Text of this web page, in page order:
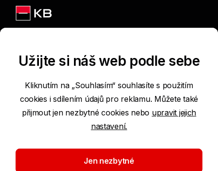
Podmínky používání internetových stránek
Prohlášení o přístupnosti
Ochrana osobních údajů
Užijte si náš web podle sebe
Kliknutím na „Souhlasím“ souhlasíte s použitím
cookies i sdílením údajů pro reklamu. Můžete také
přijmout jen nezbytné cookies nebo upravit jejich
nastavení.
Jen nezbytné